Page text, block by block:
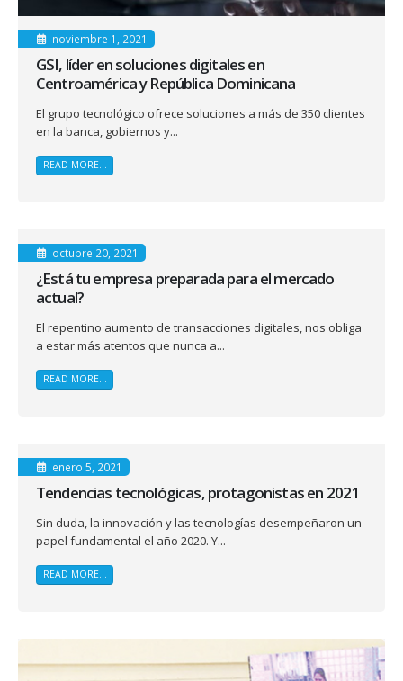
noviembre 1, 2021
GSI, líder en soluciones digitales en
Centroamérica y República Dominicana
El grupo tecnológico ofrece soluciones a más de 350 clientes
en la banca, gobiernos y...
READ MORE...
octubre 20, 2021
¿Está tu empresa preparada para el mercado
actual?
El repentino aumento de transacciones digitales, nos obliga
a estar más atentos que nunca a...
READ MORE...
enero 5, 2021
Tendencias tecnológicas, protagonistas en 2021
Sin duda, la innovación y las tecnologías desempeñaron un
papel fundamental el año 2020. Y...
READ MORE...